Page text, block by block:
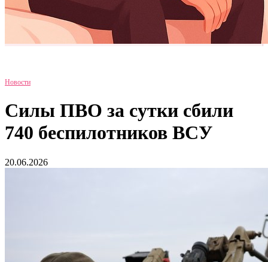
Новости
Силы ПВО за сутки сбили
740 беспилотников ВСУ
20.06.2026